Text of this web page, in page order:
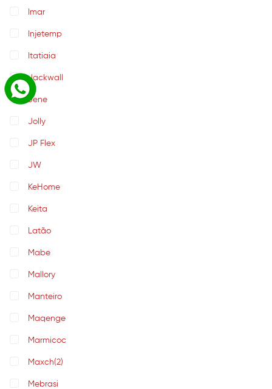
Imar
Injetemp
Itatiaia
Jackwall
Jene
Jolly
JP Flex
JW
KeHome
Keita
Latão
Mabe
Mallory
Manteiro
Maqenge
Marmicoc
Maxch(2)
Mebrasi